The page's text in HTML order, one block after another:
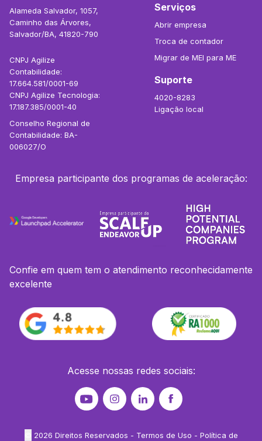
Alameda Salvador, 1057,
Caminho das Árvores,
Salvador/BA, 41820-790
CNPJ Agilize
Contabilidade:
17.664.581/0001-69
CNPJ Agilize Tecnologia:
17.187.385/0001-40
Conselho Regional de
Contabilidade: BA-
006027/O
Serviços
Abrir empresa
Troca de contador
Migrar de MEI para ME
Suporte
4020-8283
Ligação local
Empresa participante dos programas de aceleração:
Confie em quem tem o atendimento reconhecidamente
excelente
Acesse nossas redes sociais:
2026 Direitos Reservados - Termos de Uso - Política de